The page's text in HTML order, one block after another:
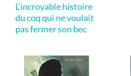
L’incroyable histoire
du coq qui ne voulait
pas fermer son bec